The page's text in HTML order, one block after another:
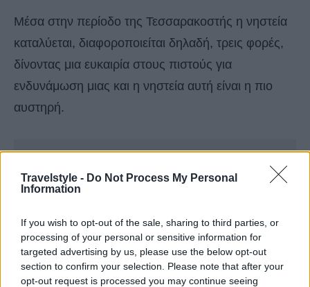
Travelstyle - Do Not Process My Personal
Information
If you wish to opt-out of the sale, sharing to third parties, or
processing of your personal or sensitive information for
targeted advertising by us, please use the below opt-out
section to confirm your selection. Please note that after your
opt-out request is processed you may continue seeing
Μέσα στην περίοδο της Τεσσαρακοστής η νηστεία
καταλύεται, διαφοροποιείται δηλαδή, τρεις φορές,
δίνοντας μια ευκαιρία στους πιστούς για
ενδυνάμωση μιας και η νηστεία αυτή είναι η πιο
αυστηρή.